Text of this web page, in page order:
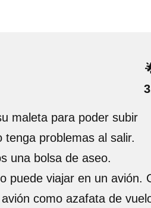
maleta para poder subir
problemas al salir.
una bolsa de aseo.
puede viajar en un avión.
como azafata de